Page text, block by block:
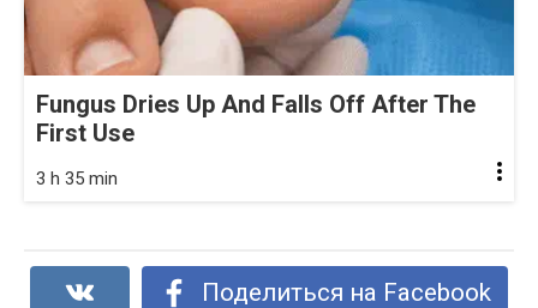
Fungus Dries Up And Falls Off After The
First Use
3 h 35 min
Поделиться на Facebook